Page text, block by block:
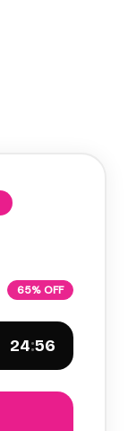
65% OFF
24:55